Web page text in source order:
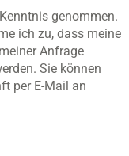
genommen.
ich zu, dass meine
Anfrage
Sie können
per E-Mail an